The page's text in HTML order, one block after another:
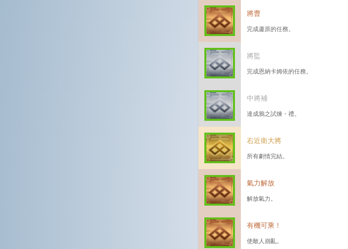
將曹
完成蘆原的任務。
將監
完成恩納卡姆依的任務。
中將補
達成鴉之試煉・禮。
右近衛大將
所有劇情完結。
氣力解放
解放氣力。
有機可乘！
使敵人崩亂。